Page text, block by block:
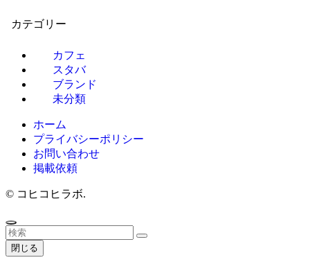
カテゴリー
カフェ
スタバ
ブランド
未分類
ホーム
プライバシーポリシー
お問い合わせ
掲載依頼
© コヒコヒラボ.
閉じる